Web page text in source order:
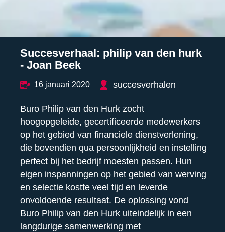
Succesverhaal: philip van den hurk
- Joan Beek
16 januari 2020 succesverhalen
Buro Philip van den Hurk zocht
hoogopgeleide, gecertificeerde medewerkers
op het gebied van financiele dienstverlening,
die bovendien qua persoonlijkheid en instelling
perfect bij het bedrijf moesten passen. Hun
eigen inspanningen op het gebied van werving
en selectie kostte veel tijd en leverde
onvoldoende resultaat. De oplossing vond
Buro Philip van den Hurk uiteindelijk in een
langdurige samenwerking met